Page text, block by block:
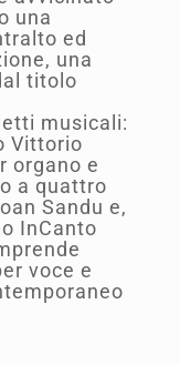
una
ed
una
titolo
musicali:
Vittorio
organo e
a quattro
Sandu e,
InCanto
voce e